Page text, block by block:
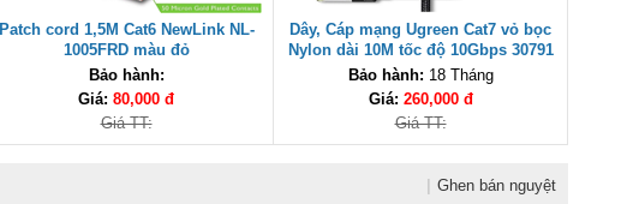
Patch cord 1,5M Cat6 NewLink NL-
1005FRD màu đỏ
Bảo hành:
Giá: 80,000 đ
Giá TT:
Dây, Cáp mạng Ugreen Cat7 vỏ bọc
Nylon dài 10M tốc độ 10Gbps 30791
cao cấp
Bảo hành: 18 Tháng
Giá: 260,000 đ
Giá TT:
Ghen bán nguyệt